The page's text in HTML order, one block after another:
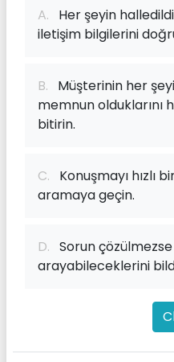
A. Her şeyin
iletişim bilgilerini
B. Müşterinin her
memnun olduklarını
bitirin.
C. Konuşmayı hızlı
aramaya geçin.
D. Sorun
arayabileceklerini